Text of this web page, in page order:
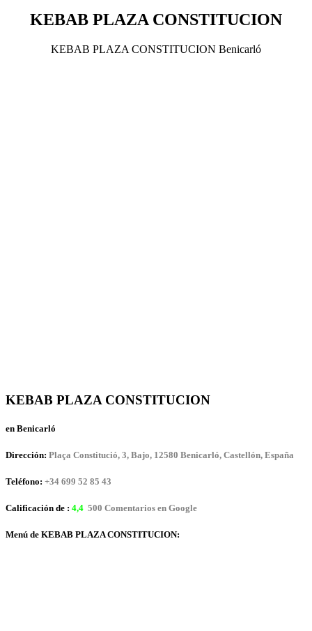
KEBAB PLAZA CONSTITUCION
KEBAB PLAZA CONSTITUCION Benicarló
KEBAB PLAZA CONSTITUCION
en Benicarló
Dirección: Plaça Constitució, 3, Bajo, 12580 Benicarló, Castellón, España
Teléfono: +34 699 52 85 43
Calificación de : 4,4 500 Comentarios en Google
Menú de KEBAB PLAZA CONSTITUCION: